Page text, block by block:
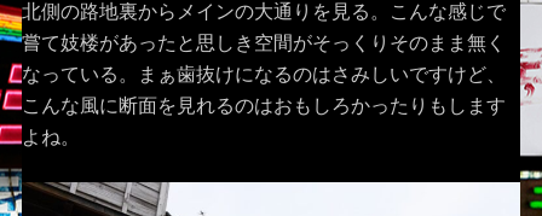
北側の路地裏からメインの大通りを見る。こんな感じで
嘗て妓楼があったと思しき空間がそっくりそのまま無く
なっている。まぁ歯抜けになるのはさみしいですけど、
こんな風に断面を見れるのはおもしろかったりもします
よね。